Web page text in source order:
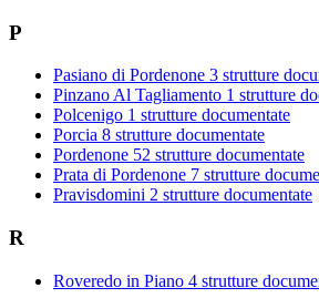
P
Pasiano di Pordenone 3 strutture
Pinzano Al Tagliamento 1 strutture
Polcenigo 1 strutture documentate
Porcia 8 strutture documentate
Pordenone 52 strutture documentate
Prata di Pordenone 7 strutture
Pravisdomini 2 strutture documentate
R
Roveredo in Piano 4 strutture